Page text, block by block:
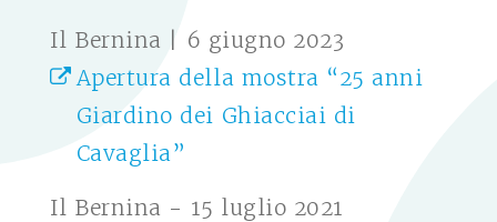
Il Bernina | 6 giugno 2023
Apertura della mostra “25 anni
Giardino dei Ghiacciai di
Cavaglia”
Il Bernina - 15 luglio 2021